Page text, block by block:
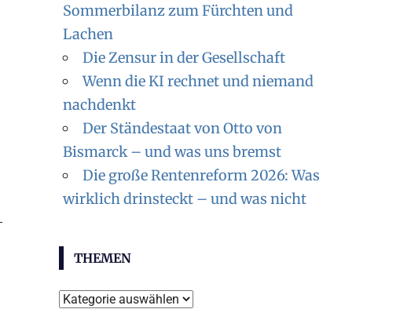
Sommerbilanz zum Fürchten und
Lachen
Die Zensur in der Gesellschaft
Wenn die KI rechnet und niemand
nachdenkt
Der Ständestaat von Otto von
Bismarck – und was uns bremst
Die große Rentenreform 2026: Was
wirklich drinsteckt – und was nicht
THEMEN
Themen